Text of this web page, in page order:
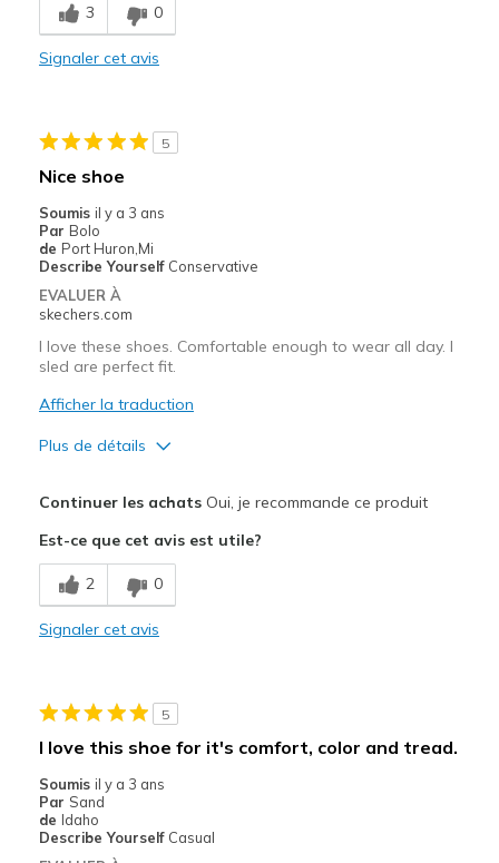
Comfortable
Les meilleures utilisations
Special Occasions
Sizing
3 0
Signaler cet avis
5
Nice shoe
Soumis il y a 3 ans
Par Bolo
de Port Huron,Mi
Describe Yourself Conservative
EVALUER À
skechers.com
I love these shoes. Comfortable enough to wear all day. I
sled are perfect fit.
Afficher la traduction
Plus de détails
Breathe Well
Comfortable
Les meilleures utilisations
Width
Sizing
Feels true to size
Continuer les achatsOui, je recommande ce produit
Est-ce que cet avis est utile?
2 0
Signaler cet avis
5
I love this shoe for it's comfort, color and tread.
Soumis il y a 3 ans
Par Sand
de Idaho
Describe Yourself Casual